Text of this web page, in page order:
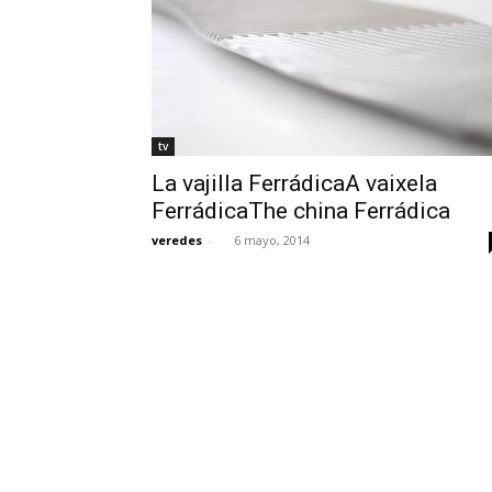
tv
La vajilla FerrádicaA vaixela
FerrádicaThe china Ferrádica
veredes - 6 mayo, 2014